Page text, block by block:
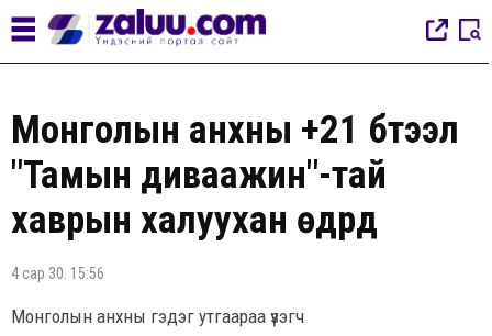
Монголын анхны +21 бүтээл
"Тамын диваажин"-тай
хаврын халуухан өдрүүд
4 сар 30. 15:56
Монголын анхны гэдэг утгаараа үзэгч